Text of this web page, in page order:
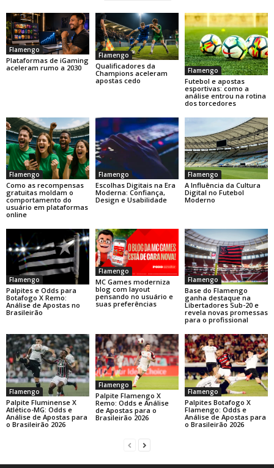
Flamengo
Plataformas de iGaming
aceleram rumo a 2030
Flamengo
Qualificadores da
Champions aceleram
apostas cedo
Flamengo
Futebol e apostas
esportivas: como a
análise entrou na rotina
dos torcedores
Flamengo
Como as recompensas
gratuitas moldam o
comportamento do
usuário em plataformas
online
Flamengo
Escolhas Digitais na Era
Moderna: Confiança,
Design e Usabilidade
Flamengo
A Influência da Cultura
Digital no Futebol
Moderno
Flamengo
Palpites e Odds para
Botafogo X Remo:
Análise de Apostas no
Brasileirão
Flamengo
MC Games moderniza
blog com layout
pensando no usuário e
suas preferências
Flamengo
Base do Flamengo
ganha destaque na
Libertadores Sub-20 e
revela novas promessas
para o profissional
Flamengo
Palpite Fluminense X
Atlético-MG: Odds e
Análise de Apostas para
o Brasileirão 2026
Flamengo
Palpite Flamengo X
Remo: Odds e Análise
de Apostas para o
Brasileirão 2026
Flamengo
Palpites Botafogo X
Flamengo: Odds e
Análise de Apostas para
o Brasileirão 2026